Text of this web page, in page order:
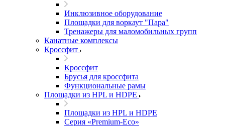
Инклюзивное оборудование
Площадки для воркаут "Пара"
Тренажеры для маломобильных групп
Канатные комплексы
Кроссфит
Кроссфит
Брусья для кроссфита
Функциональные рамы
Площадки из HPL и HDPE
Площадки из HPL и HDPE
Серия «Premium-Eco»